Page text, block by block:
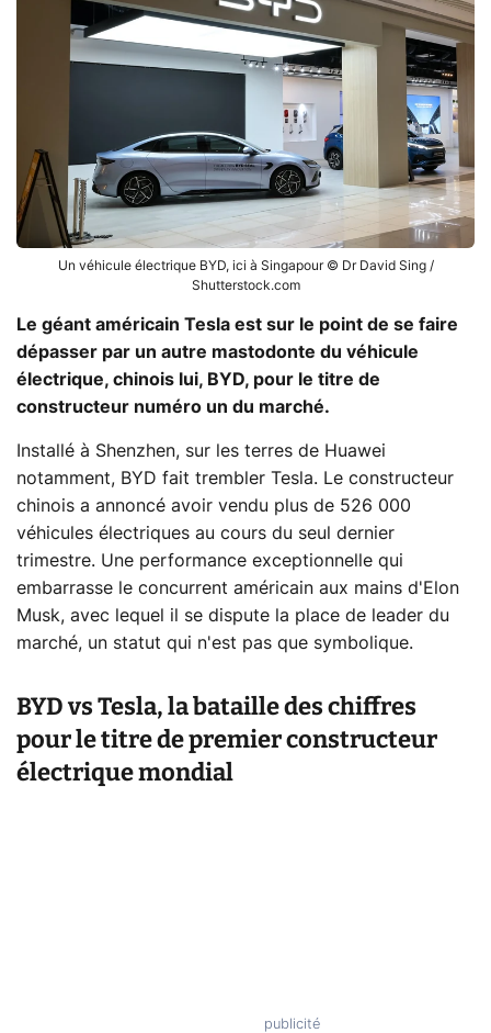
Un véhicule électrique BYD, ici à Singapour © Dr David Sing /
Shutterstock.com
Le géant américain Tesla est sur le point de se faire
dépasser par un autre mastodonte du véhicule
électrique, chinois lui, BYD, pour le titre de
constructeur numéro un du marché.
Installé à Shenzhen, sur les terres de Huawei
notamment, BYD fait trembler Tesla. Le constructeur
chinois a annoncé avoir vendu plus de 526 000
véhicules électriques au cours du seul dernier
trimestre. Une performance exceptionnelle qui
embarrasse le concurrent américain aux mains d'Elon
Musk, avec lequel il se dispute la place de leader du
marché, un statut qui n'est pas que symbolique.
BYD vs Tesla, la bataille des chiffres
pour le titre de premier constructeur
électrique mondial